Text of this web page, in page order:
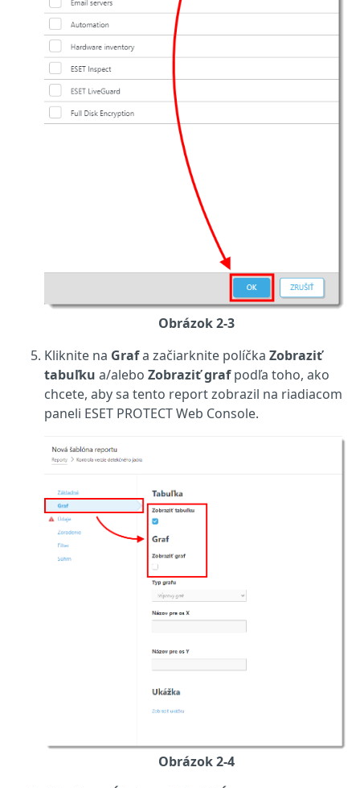
Obrázok 2-3
Kliknite na Grafa začiarknite políčka Zobraziť
tabuľku a/alebo Zobraziť grafpodľa toho, ako
chcete, aby sa tento report zobrazil na riadiacom
paneli ESET PROTECT Web Console.
Obrázok 2-4